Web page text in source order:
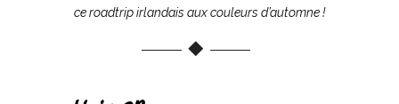
ceroadtrip irlandais aux couleurs d’automne !